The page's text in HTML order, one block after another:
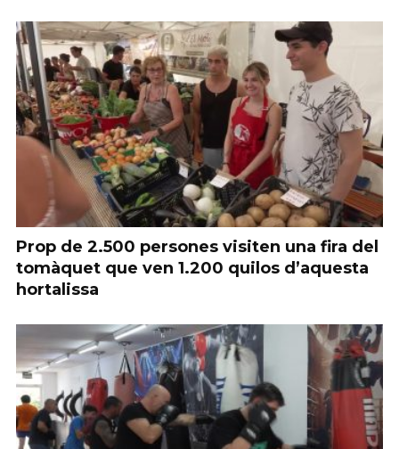
Prop de 2.500 persones visiten una fira del
tomàquet que ven 1.200 quilos d’aquesta
hortalissa